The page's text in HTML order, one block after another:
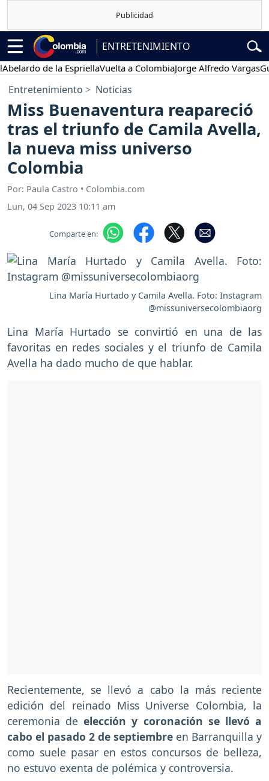
ENTRETENIMIENTO
de la EspriellaVuelta a ColombiaJorge Alfredo Vargas
Entretenimiento Noticias
Miss Buenaventura reapareció
tras el triunfo de Camila Avella,
la nueva miss universo
Colombia
Por: Paula Castro • Colombia.com
Lun, 04 Sep 2023 10:11 am
Comparte en:
Lina María Hurtado y Camila Avella. Foto: Instagram
@missuniversecolombiaorg
Lina María Hurtado se convirtió en una de las
favoritas en redes sociales y el triunfo de Camila
Avella ha dado mucho de que hablar.
Recientemente, se llevó a cabo la más reciente
edición del reinado Miss Universe Colombia, la
ceremonia deelección y coronación se llevó a
cabo el pasado 2 de septiembre en Barranquilla y
como suele pasar en estos concursos de belleza,
no estuvo exenta de polémica y controversia.